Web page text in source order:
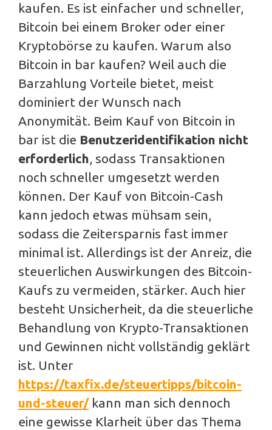
kaufen. Es ist einfacher und schneller,
Bitcoin bei einem Broker oder einer
Kryptobörse zu kaufen. Warum also
Bitcoin in bar kaufen? Weil auch die
Barzahlung Vorteile bietet, meist
dominiert der Wunsch nach
Anonymität. Beim Kauf von Bitcoin in
bar ist die Benutzeridentifikation nicht
erforderlich, sodass Transaktionen
noch schneller umgesetzt werden
können. Der Kauf von Bitcoin-Cash
kann jedoch etwas mühsam sein,
sodass die Zeitersparnis fast immer
minimal ist. Allerdings ist der Anreiz, die
steuerlichen Auswirkungen des Bitcoin-
Kaufs zu vermeiden, stärker. Auch hier
besteht Unsicherheit, da die steuerliche
Behandlung von Krypto-Transaktionen
und Gewinnen nicht vollständig geklärt
ist. Unter
https://taxfix.de/steuertipps/bitcoin-
und-steuer/kann man sich dennoch
eine gewisse Klarheit über das Thema